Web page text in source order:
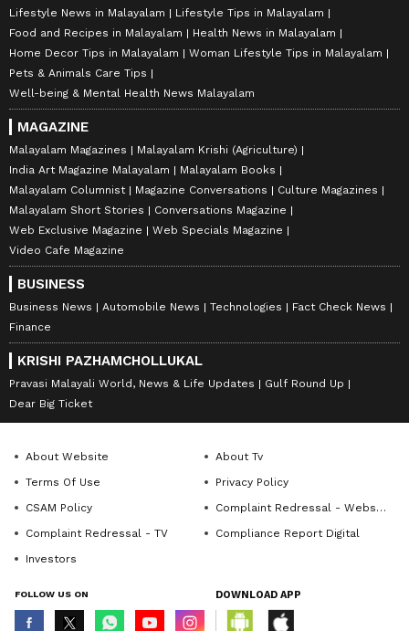
Lifestyle News in Malayalam
Lifestyle Tips in Malayalam
Food and Recipes in Malayalam
Health News in Malayalam
Home Decor Tips in Malayalam
Woman Lifestyle Tips in Malayalam
Pets & Animals Care Tips
Well-being & Mental Health News Malayalam
MAGAZINE
Malayalam Magazines
Malayalam Krishi (Agriculture)
India Art Magazine Malayalam
Malayalam Books
Malayalam Columnist
Magazine Conversations
Culture Magazines
Malayalam Short Stories
Conversations Magazine
Web Exclusive Magazine
Web Specials Magazine
Video Cafe Magazine
BUSINESS
Business News Automobile News Technologies
Fact Check News
Finance
KRISHI PAZHAMCHOLLUKAL
Pravasi Malayali World, News & Life Updates
Gulf Round Up
Dear Big Ticket
About Website
About Tv
Terms Of Use
Privacy Policy
CSAM Policy
Complaint Redressal - Website
Complaint Redressal - TV
Compliance Report Digital
Investors
FOLLOW US ON DOWNLOAD APP